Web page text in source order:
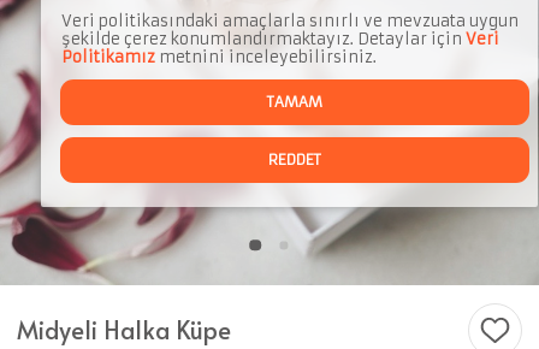
Midyeli Halka Küpe
Veri politikasındaki amaçlarla sınırlı ve mevzuata uygun
şekilde çerez konumlandırmaktayız. Detaylar için Veri
Politikamızmetnini inceleyebilirsiniz.
TAMAM
REDDET